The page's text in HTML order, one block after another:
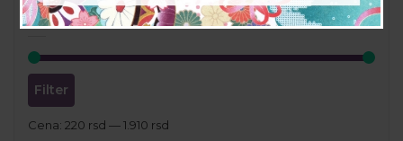
CENA
Filter
Cena: 220 rsd —1.910 rsd